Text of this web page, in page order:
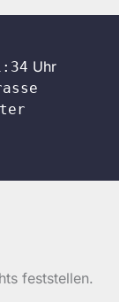
Uhr
feststellen.